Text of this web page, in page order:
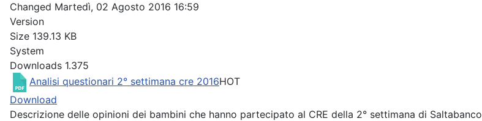
Changed Martedì, 02 Agosto 2016 16:59
Version
Size 139.13 KB
System
Downloads 1.375
Analisi questionari 2° settimana cre 2016HOT
Download
Descrizione delle opinioni dei bambini che hanno partecipato al CRE della 2° settimana di Saltabanco